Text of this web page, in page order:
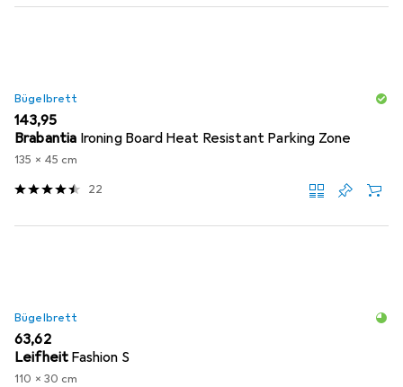
Bügelbrett
EUR
143,95
Brabantia Ironing Board Heat Resistant Parking Zone
135 x 45 cm
22
Bügelbrett
EUR
63,62
Leifheit Fashion S
110 x 30 cm